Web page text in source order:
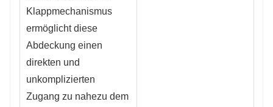
Klappmechanismus
ermöglicht diese
Abdeckung einen
direkten und
unkomplizierten
Zugang zu nahezu dem